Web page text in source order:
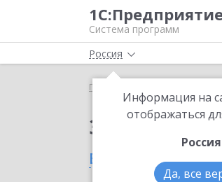
Система программ
Россия
Информация на
отображаться
Россия
Да, все
Главная
Заказать
в Пыть-Яхе